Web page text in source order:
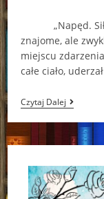
„Napęd. Siły
znajome, ale
miejscu
całe ciało,
Czytaj DalejCzasem
Lepiej
Nie
–
Sara
Blædel)